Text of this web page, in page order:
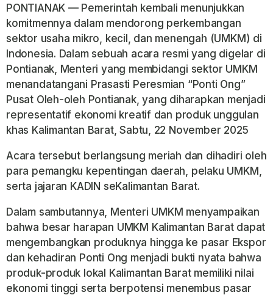
PONTIANAK — Pemerintah kembali menunjukkan
komitmennya dalam mendorong perkembangan
sektor usaha mikro, kecil, dan menengah (UMKM) di
Indonesia. Dalam sebuah acara resmi yang digelar di
Pontianak, Menteri yang membidangi sektor UMKM
menandatangani Prasasti Peresmian “Ponti Ong”
Pusat Oleh-oleh Pontianak, yang diharapkan menjadi
representatif ekonomi kreatif dan produk unggulan
khas Kalimantan Barat, Sabtu, 22 November 2025
Acara tersebut berlangsung meriah dan dihadiri oleh
para pemangku kepentingan daerah, pelaku UMKM,
serta jajaran KADIN seKalimantan Barat.
Dalam sambutannya, Menteri UMKM menyampaikan
bahwa besar harapan UMKM Kalimantan Barat dapat
mengembangkan produknya hingga ke pasar Ekspor
dan kehadiran Ponti Ong menjadi bukti nyata bahwa
produk-produk lokal Kalimantan Barat memiliki nilai
ekonomi tinggi serta berpotensi menembus pasar